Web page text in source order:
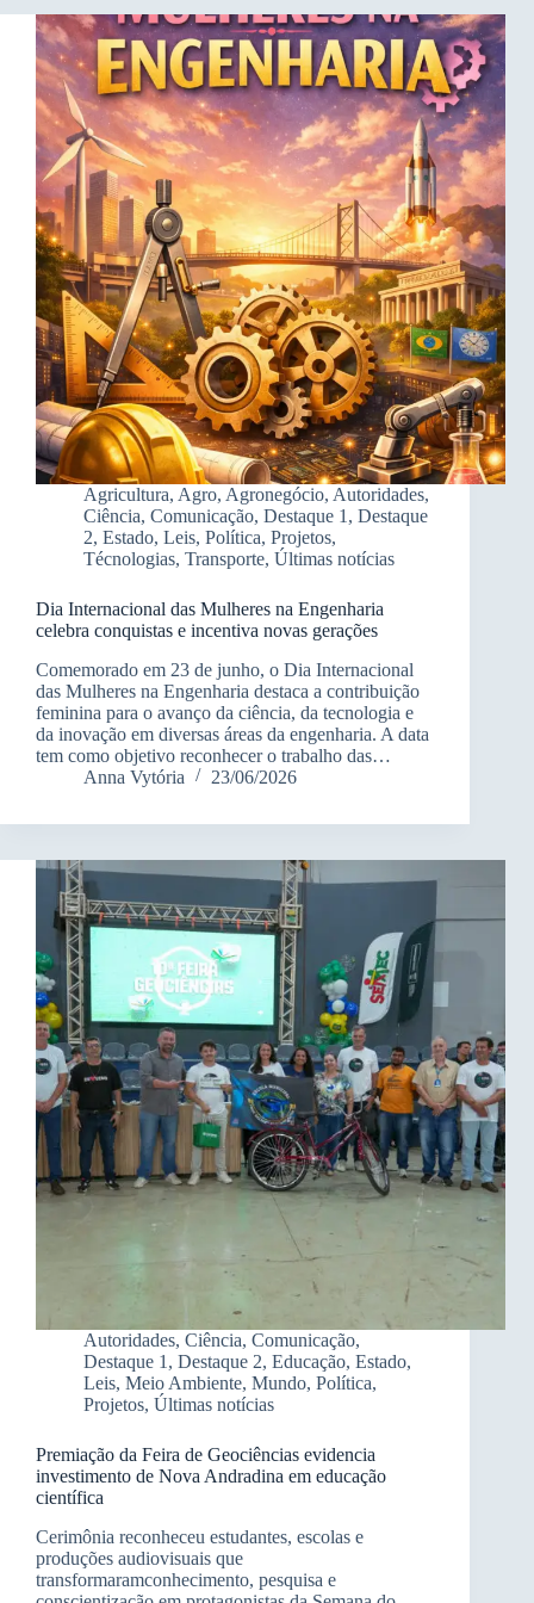
Agricultura, Agro, Agronegócio, Autoridades,
Ciência, Comunicação, Destaque 1 , Destaque
2, Estado, Leis, Política, Projetos,
Técnologias, Transporte, Últimas notícias
Dia Internacional das Mulheres na Engenharia
celebra conquistas e incentiva novas gerações
Comemorado em 23 de junho, o Dia Internacional
das Mulheres na Engenharia destaca a contribuição
feminina para o avanço da ciência, da tecnologia e
da inovação em diversas áreas da engenharia. A data
tem como objetivo reconhecer o trabalho das…
Anna Vytória
23/06/2026
Autoridades, Ciência, Comunicação,
Destaque 1 , Destaque 2, Educação, Estado,
Leis, Meio Ambiente, Mundo, Política,
Projetos, Últimas notícias
Premiação da Feira de Geociências evidencia
investimento de Nova Andradina em educação
científica
Cerimônia reconheceu estudantes, escolas e
produções audiovisuais que
transformaramconhecimento, pesquisa e